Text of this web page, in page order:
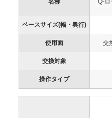
名称 Q-ロ
ベースサイズ(幅・奥行)
使用面 交
交換対象
操作タイプ